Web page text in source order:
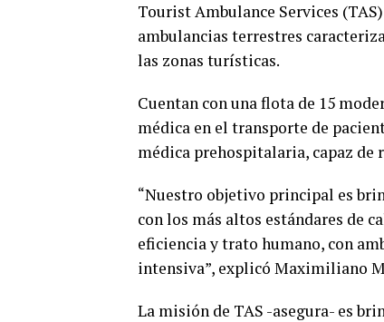
Tourist Ambulance Services
ambulancias terrestres
las zonas turísticas.
Cuentan con una flota de 15
médica en el transporte de
médica prehospitalaria, capaz
“Nuestro objetivo principal es
con los más altos estándares de
eficiencia y trato humano, con
intensiva”, explicó Maximiliano
La misión de TAS -asegura- es